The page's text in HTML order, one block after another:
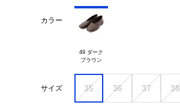
カラー
49 ダーク
サイズ 35 36 37 38